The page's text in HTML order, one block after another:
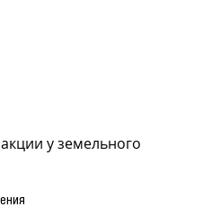
у земельного